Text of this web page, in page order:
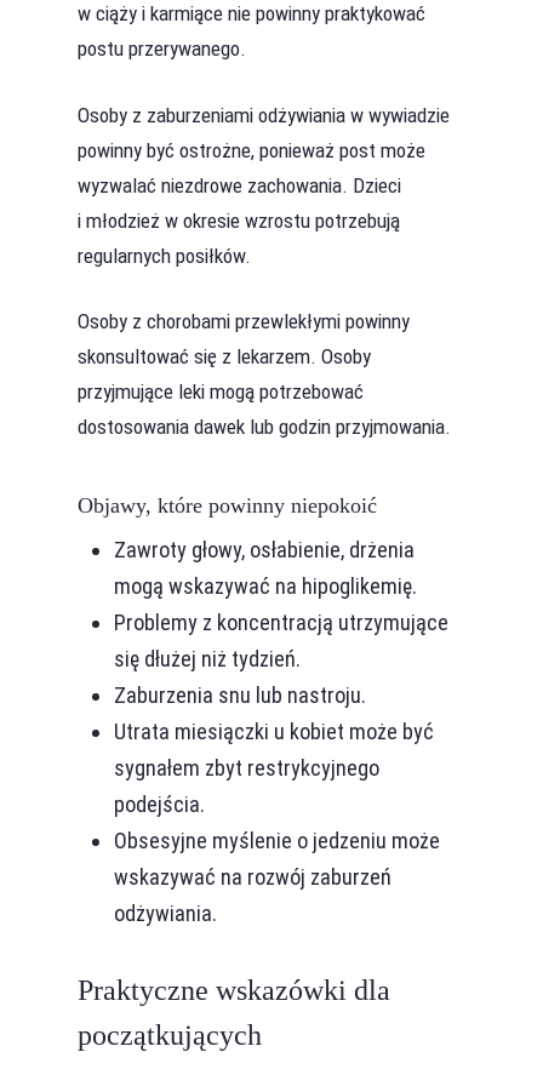
w ciąży i karmiące nie powinny praktykować
postu przerywanego.
Osoby z zaburzeniami odżywiania w wywiadzie
powinny być ostrożne, ponieważ post może
wyzwalać niezdrowe zachowania. Dzieci
i młodzież w okresie wzrostu potrzebują
regularnych posiłków.
Osoby z chorobami przewlekłymi powinny
skonsultować się z lekarzem. Osoby
przyjmujące leki mogą potrzebować
dostosowania dawek lub godzin przyjmowania.
Objawy, które powinny niepokoić
Zawroty głowy, osłabienie, drżenia
mogą wskazywać na hipoglikemię.
Problemy z koncentracją utrzymujące
się dłużej niż tydzień.
Zaburzenia snu lub nastroju.
Utrata miesiączki u kobiet może być
sygnałem zbyt restrykcyjnego
podejścia.
Obsesyjne myślenie o jedzeniu może
wskazywać na rozwój zaburzeń
odżywiania.
Praktyczne wskazówki dla
początkujących